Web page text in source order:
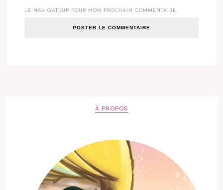
LE NAVIGATEUR POUR MON PROCHAIN COMMENTAIRE.
À PROPOS